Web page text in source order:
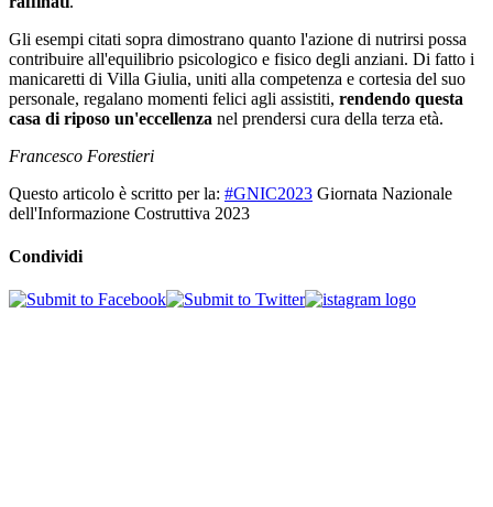
Gli esempi citati sopra dimostrano quanto l'azione di nutrirsi possa
contribuire all'equilibrio psicologico e fisico degli anziani. Di fatto i
manicaretti di Villa Giulia, uniti alla competenza e cortesia del suo
personale, regalano momenti felici agli assistiti, rendendo questa
casa di riposo un'eccellenza nel prendersi cura della terza età.
Francesco Forestieri
Questo articolo è scritto per la: #GNIC2023 Giornata Nazionale
dell'Informazione Costruttiva 2023
Condividi